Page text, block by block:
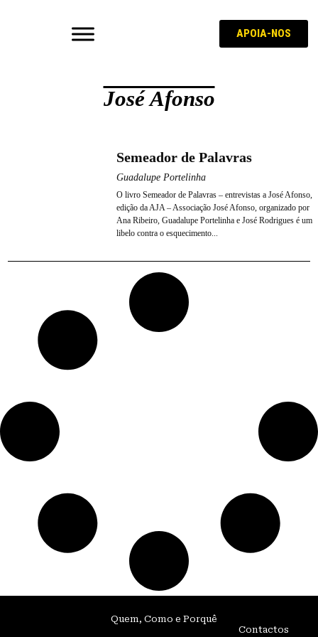
APOIA-NOS
José Afonso
Semeador de Palavras
Guadalupe Portelinha
O livro Semeador de Palavras – entrevistas a José Afonso,
edição da AJA – Associação José Afonso, organizado por
Ana Ribeiro, Guadalupe Portelinha e José Rodrigues é um
libelo contra o esquecimento...
Quem, Como e Porquê
Contactos